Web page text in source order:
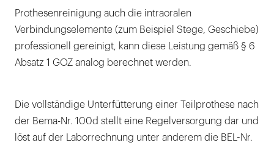
Prothesenreinigung auch die intraoralen
Verbindungselemente (zum Beispiel Stege, Geschiebe)
professionell gereinigt, kann diese Leistung gemäß § 6
Absatz 1 GOZ analog berechnet werden.
Die vollständige Unterfütterung einer Teilprothese nach
der Bema-Nr. 100d stellt eine Regelversorgung dar und
löst auf der Laborrechnung unter anderem die BEL-Nr.